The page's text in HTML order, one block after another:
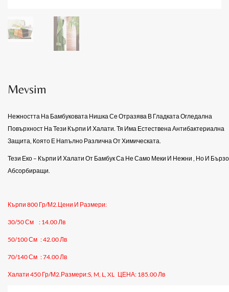
Mevsim
Нежността На Бамбуковата Нишка Се Отразява В Гладката Огледална
Повърхност На Тези Кърпи И Халати. Тя Има Естествена Антибактериална
Защита, Която Е Напълно Различна От Химическата.
Тези Еко – Кърпи И Халати От Бамбук Са Не Само Меки И Нежни , Но И Бързо
Абсорбиращи.
Кърпи 800 Гр/м2.Цени И Размери:
30/50 См : 14.00 Лв
50/100 См : 42.00 Лв
70/140 См : 74.00 Лв
Халати 450 Гр/м2.Размери:S M L XL ЦЕНА: 185.00 Лв